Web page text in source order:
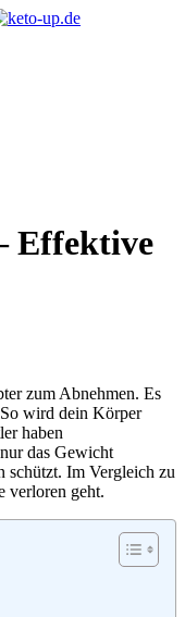
Effektive
zum Abnehmen. Es
So wird dein Körper
haben
das Gewicht
schützt. Im Vergleich zu
verloren geht.